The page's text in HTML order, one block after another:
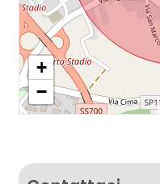
+
−
Arredato
Nuova costruzione